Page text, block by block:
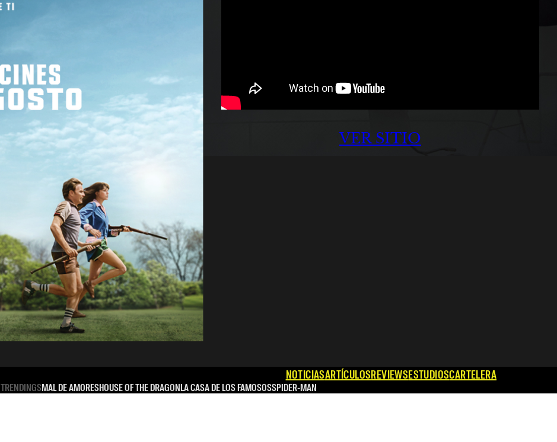
VER SITIO
NOTICIASARTÍCULOSREVIEWSESTUDIOSCARTELERA
TRENDINGSMAL DE AMORESHOUSE OF THE DRAGONLA CASA DE LOS FAMOSOSSPIDER-MAN